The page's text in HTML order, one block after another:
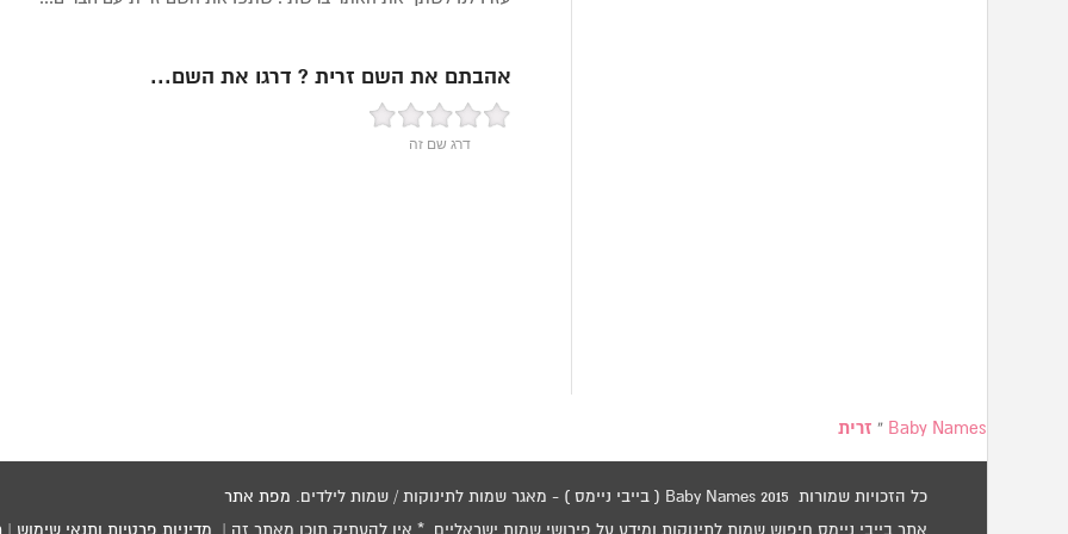
אהבתם את השם זרית ? דרגו את השם...
דרג שם זה
Baby Names
» זרית
כל הזכויות שמורות 2015 Baby Names ( בייבי ניימס ) - מאגר שמות לתינוקות / שמות לילדים. מפת אתר
אתר בייבי ניימס חיפוש שמות לתינוקות ומידע על פירושי שמות ישראליים * אין להעתיק תוכן מאתר זה | מדיניות פרטיות ותנאי שימוש